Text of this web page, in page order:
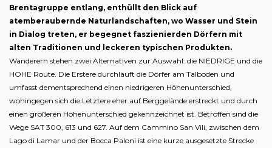
Brentagruppe entlang, enthüllt den Blick auf
atemberaubernde Naturlandschaften, wo Wasser und Stein
in Dialog treten, er begegnet faszienierden Dörfern mit
alten Traditionen und leckeren typischen Produkten.
Wanderern stehen zwei Alternativen zur Auswahl: die NIEDRIGE und die
HOHE Route. Die Erstere durchläuft die Dörfer am Talboden und
umfasst dementsprechend einen niedrigeren Höhenunterschied,
wohingegen sich die Letztere eher auf Berggelände erstreckt und durch
einen größeren Höhenunterschied gekennzeichnet ist. Betroffen sind die
Wege SAT 300, 613 und 627. Auf dem Cammino San Vili, zwischen dem
Lago di Lamar und der Bocca Paloni ist eine kurze ausgesetzte Strecke